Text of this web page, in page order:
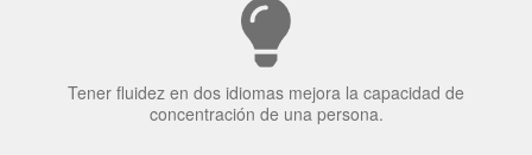
Tener fluidez en dos idiomas mejora la capacidad de